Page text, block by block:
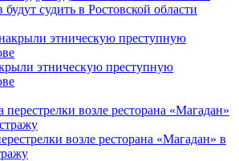
судить в Ростовской области
этническую преступную
возле ресторана «Магадан» в